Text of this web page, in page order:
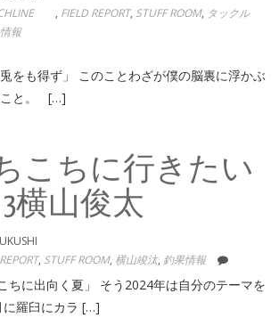
, FIELD REPORT, STUFF ROOM, タックル
報
をも得ず」 このことわざが僕の脳裏に浮かぶ
こと。 […]
こちに行きたい
山俊太
, STUFF ROOM, 横山竣汰, 釣果情報
ちに出向く夏」 そう2024年は自分のテーマを
羅臼にカラ […]